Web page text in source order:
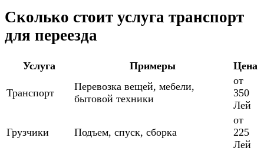
Сколько стоит услуга транспорт
для переезда
Услуга Примеры Цена
Транспорт
Перевозка вещей, мебели,
бытовой техники
от
350
Лей
Грузчики Подъем, спуск, сборка
от
225
Лей